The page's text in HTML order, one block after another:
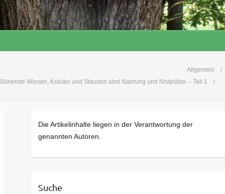
Allgemein
Blühende Wiesen, Kräuter und Stauden sind Nahrung und Nistplätze – Teil 1
Die Artikelinhalte liegen in der Verantwortung der
genannten Autoren.
Suche